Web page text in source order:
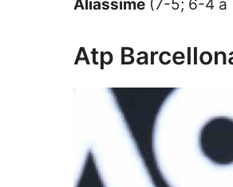
Aliassime (7-5; 6-4 a
Atp